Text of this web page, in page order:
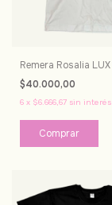
Remera Rosalia LUX
$40.000,00
6 x $6.666,67 sin interés
Comprar